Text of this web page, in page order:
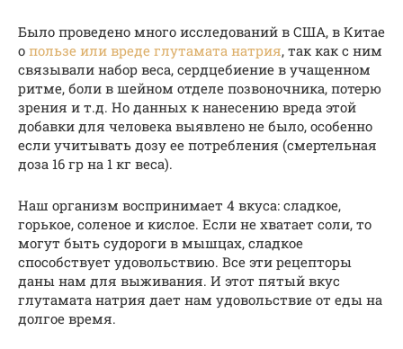
Было проведено много исследований в США, в Китае
о пользе или вреде глутамата натрия, так как с ним
связывали набор веса, сердцебиение в учащенном
ритме, боли в шейном отделе позвоночника, потерю
зрения и т.д. Но данных к нанесению вреда этой
добавки для человека выявлено не было, особенно
если учитывать дозу ее потребления (смертельная
доза 16 гр на 1 кг веса).
Наш организм воспринимает 4 вкуса: сладкое,
горькое, соленое и кислое. Если не хватает соли, то
могут быть судороги в мышцах, сладкое
способствует удовольствию. Все эти рецепторы
даны нам для выживания. И этот пятый вкус
глутамата натрия дает нам удовольствие от еды на
долгое время.